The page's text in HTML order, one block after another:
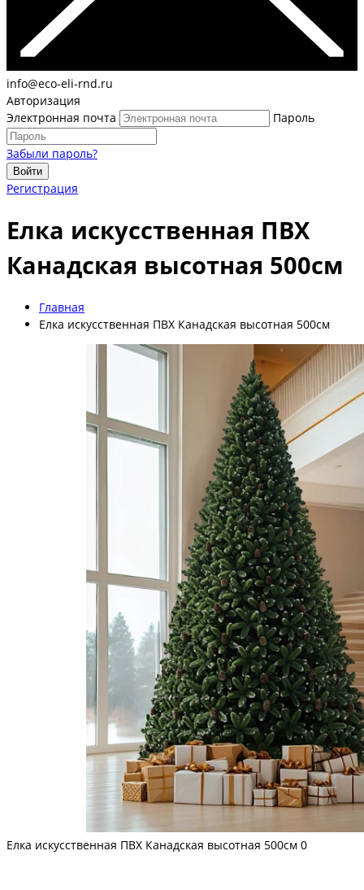
info@eco-eli-rnd.ru
Авторизация
Электронная почта
Пароль
Забыли пароль?
Войти
Регистрация
Елка искусственная ПВХ
Канадская высотная 500см
Главная
Елка искусственная ПВХ Канадская высотная 500см
Елка искусственная ПВХ Канадская высотная 500см 0